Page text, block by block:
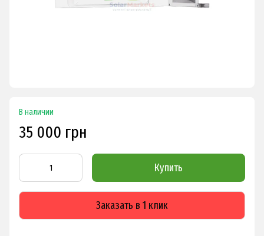
В наличии
35 000 грн
Купить
Заказать в 1 клик